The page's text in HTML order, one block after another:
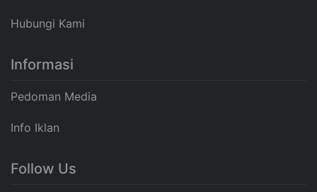
Hubungi Kami
Informasi
Pedoman Media
Info Iklan
Follow Us